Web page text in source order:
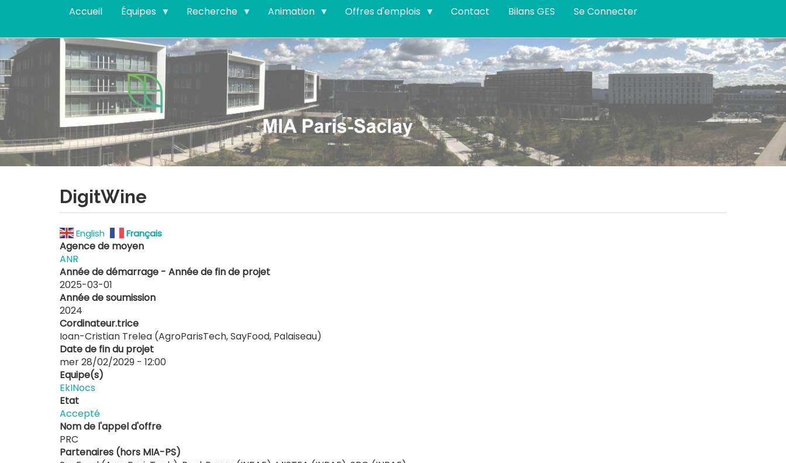
principal
Accueil Équipes Recherche Animation Offres d'emplois Contact Bilans GES Se Connecter
DigitWine
English Français
Agence de moyen
ANR
Année de démarrage - Année de fin de projet
2025-03-01
Année de soumission
2024
Cordinateur.trice
Ioan-Cristian Trelea (AgroParisTech, SayFood, Palaiseau)
Date de fin du projet
mer 28/02/2029 - 12:00
Equipe(s)
EkINocs
Etat
Accepté
Nom de l'appel d'offre
PRC
Partenaires (hors MIA-PS)